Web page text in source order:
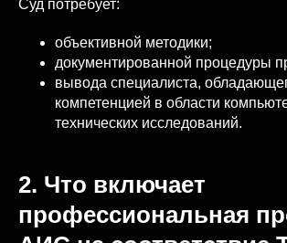
Суд потребует:
объективной методики;
документированной процедуры
вывода специалиста,
компетенцией в области
технических исследований.
2. Что включает
профессиональная